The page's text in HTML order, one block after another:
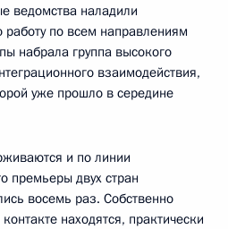
ведомства наладили
работу по всем направлениям
набрала группа высокого
взаимодействия,
уже прошло в середине
и по линии
премьеры двух стран
восемь раз. Собственно
находятся, практически